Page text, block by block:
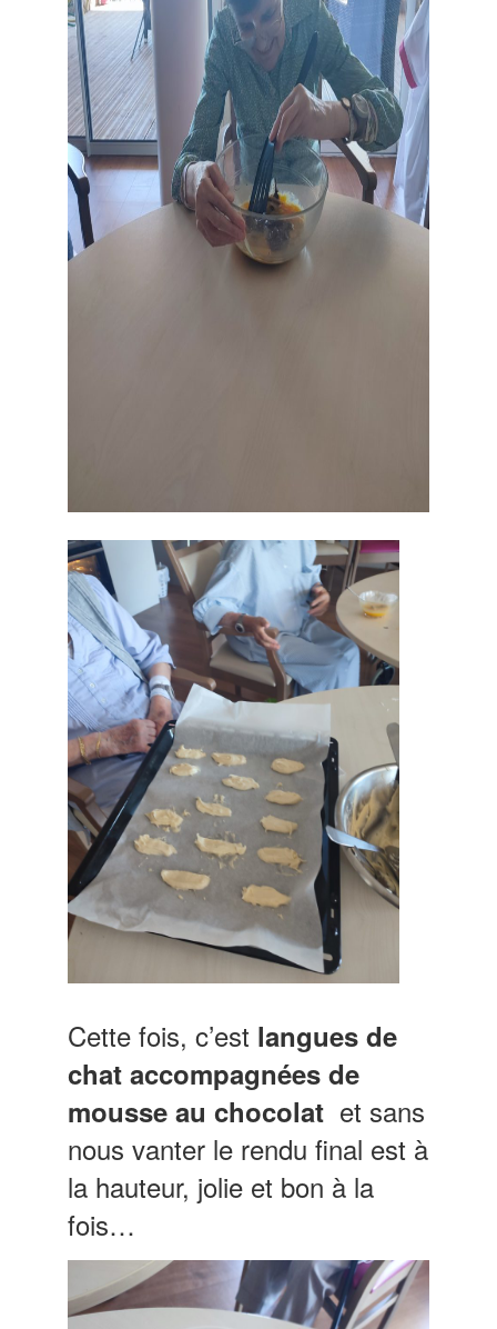
Cette fois, c’est langues de
chat accompagnées de
mousse au chocolat et sans
nous vanter le rendu final est à
la hauteur, jolie et bon à la
fois…